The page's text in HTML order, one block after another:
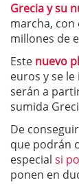
Grecia y su
marcha,
millones de
Este nuevo
euros y se
serán a
sumida
De
que podrán
especial si
ponen en